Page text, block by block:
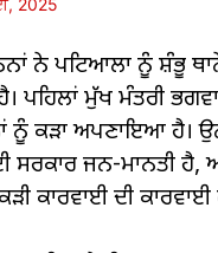
ਨੇ ਪਟਿਆਲਾ ਨੂੰ ਸ਼ੰਭੂ
ਪਹਿਲਾਂ ਮੁੱਖ ਮੰਤਰੀ
ਨੂੰ ਕੜਾ ਅਪਣਾਇਆ ਹੈ।
ਸਰਕਾਰ ਜਨ-ਮਾਨਤੀ ਹੈ,
ਕਾਰਵਾਈ ਦੀ